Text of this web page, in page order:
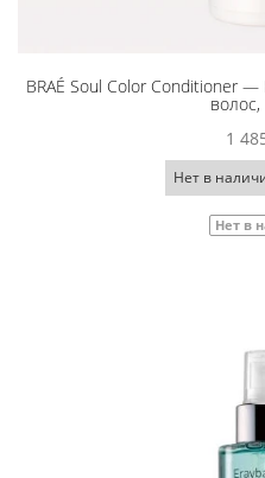
BRAÉ Soul Color Conditioner
1
Нет в
Нет в